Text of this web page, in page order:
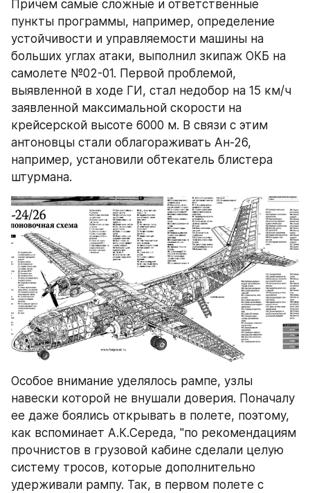
Причем самые сложные и ответственные
пункты программы, например, определение
устойчивости и управляемости машины на
больших углах атаки, выполнил зкипаж ОКБ на
самолете №02-01. Первой проблемой,
выявленной в ходе ГИ, стал недобор на 15 км/ч
заявленной максимальной скорости на
крейсерской высоте 6000 м. В связи с этим
антоновцы стали облагораживать Ан-26,
например, установили обтекатель блистера
штурмана.
Особое внимание уделялось рампе, узлы
навески которой не внушали доверия. Поначалу
ее даже боялись открывать в полете, поэтому,
как вспоминает А.К.Середа, "по рекомендациям
прочнистов в грузовой кабине сделали целую
систему тросов, которые дополнительно
удерживали рампу. Так, в первом полете с